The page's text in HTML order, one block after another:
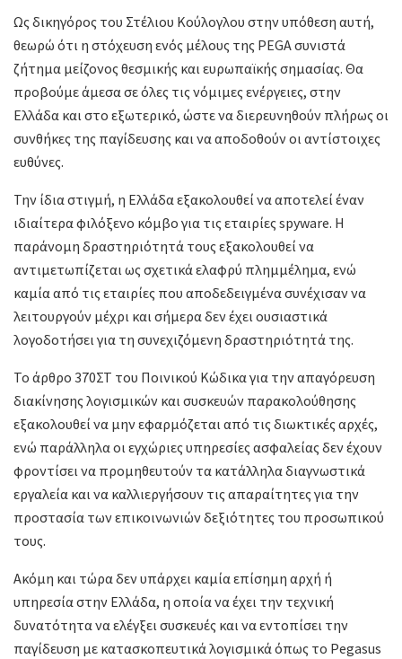
Ως δικηγόρος του Στέλιου Κούλογλου στην υπόθεση αυτή,
θεωρώ ότι η στόχευση ενός μέλους της PEGA συνιστά
ζήτημα μείζονος θεσμικής και ευρωπαϊκής σημασίας. Θα
προβούμε άμεσα σε όλες τις νόμιμες ενέργειες, στην
Ελλάδα και στο εξωτερικό, ώστε να διερευνηθούν πλήρως οι
συνθήκες της παγίδευσης και να αποδοθούν οι αντίστοιχες
ευθύνες.
Την ίδια στιγμή, η Ελλάδα εξακολουθεί να αποτελεί έναν
ιδιαίτερα φιλόξενο κόμβο για τις εταιρίες spyware. Η
παράνομη δραστηριότητά τους εξακολουθεί να
αντιμετωπίζεται ως σχετικά ελαφρύ πλημμέλημα, ενώ
καμία από τις εταιρίες που αποδεδειγμένα συνέχισαν να
λειτουργούν μέχρι και σήμερα δεν έχει ουσιαστικά
λογοδοτήσει για τη συνεχιζόμενη δραστηριότητά της.
Το άρθρο 370ΣΤ του Ποινικού Κώδικα για την απαγόρευση
διακίνησης λογισμικών και συσκευών παρακολούθησης
εξακολουθεί να μην εφαρμόζεται από τις διωκτικές αρχές,
ενώ παράλληλα οι εγχώριες υπηρεσίες ασφαλείας δεν έχουν
φροντίσει να προμηθευτούν τα κατάλληλα διαγνωστικά
εργαλεία και να καλλιεργήσουν τις απαραίτητες για την
προστασία των επικοινωνιών δεξιότητες του προσωπικού
τους.
Ακόμη και τώρα δεν υπάρχει καμία επίσημη αρχή ή
υπηρεσία στην Ελλάδα, η οποία να έχει την τεχνική
δυνατότητα να ελέγξει συσκευές και να εντοπίσει την
παγίδευση με κατασκοπευτικά λογισμικά όπως το Pegasus